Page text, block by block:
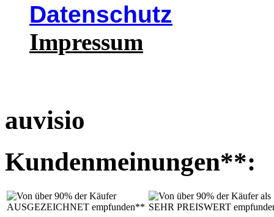
Datenschutz
Impressum
auvisio
Kundenmeinungen**: